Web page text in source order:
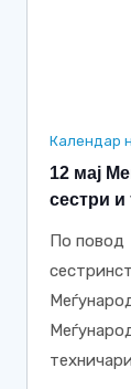
Календар
12 мај
сестри и
По повод